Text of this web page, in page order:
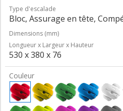
Type d'escalade
Bloc, Assurage en tête,
Dimensions (mm)
Longueur x Largeur x Hauteur
530 x 380 x 76
Couleur